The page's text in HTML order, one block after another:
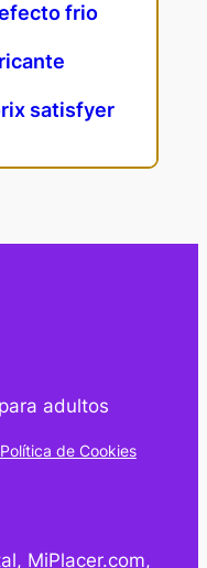
frio
satisfyer
adultos
Política de Cookies
MiPlacer.com,